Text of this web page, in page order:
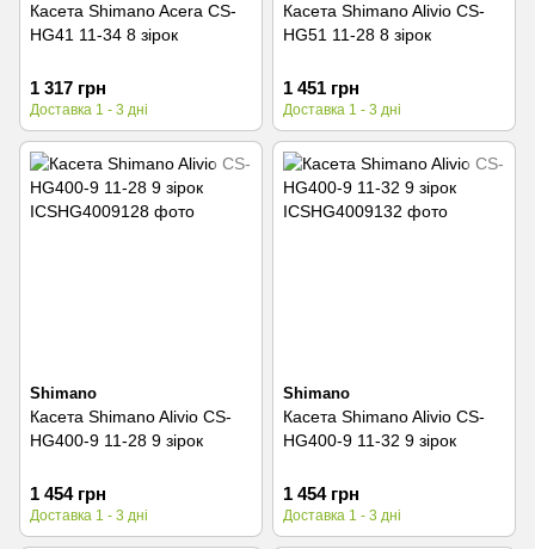
Касета Shimano Acera CS-
HG41 11-34 8 зірок
1 317 грн
Доставка 1 - 3 дні
Касета Shimano Alivio CS-
HG51 11-28 8 зірок
1 451 грн
Доставка 1 - 3 дні
Shimano
Касета Shimano Alivio CS-
HG400-9 11-28 9 зірок
1 454 грн
Доставка 1 - 3 дні
Shimano
Касета Shimano Alivio CS-
HG400-9 11-32 9 зірок
1 454 грн
Доставка 1 - 3 дні